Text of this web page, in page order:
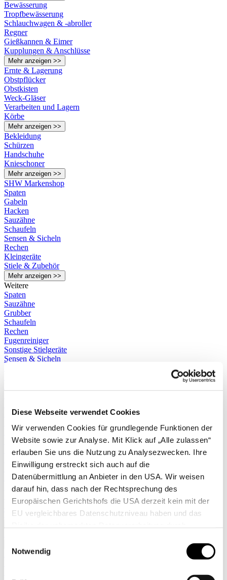
Diese Webseite verwendet Cookies
Wir verwenden Cookies für grundlegende Funktionen der
Website sowie zur Analyse. Mit Klick auf „Alle zulassen“
erlauben Sie uns die Nutzung zu Analysezwecken. Ihre
Einwilligung erstreckt sich auch auf die
Datenübermittlung an Anbieter in den USA. Wir weisen
darauf hin, dass nach der Rechtsprechung des
Europäischen Gerichtshofs die USA derzeit kein mit der
EU vergleichbares Datenschutzniveau haben und das
jederzeit in den Cookie-Einstellungen, in denen Sie auch
weitere Details zu unseren Cookies finden, widerrufen
oder abstufen. Nähere Informationen zu Cookies finden
Notwendig
Bewässerung
Tropfbewässerung
Schlauchwagen & -abroller
Regner
Gießkannen & Eimer
Kupplungen & Anschlüsse
Mehr anzeigen >>
Ernte & Lagerung
Obstpflücker
Obstkisten
Weck-Gläser
Verarbeiten und Lagern
Körbe
Mehr anzeigen >>
Bekleidung
Schürzen
Handschuhe
Knieschoner
Mehr anzeigen >>
SHW Markenshop
Spaten
Gabeln
Hacken
Sauzähne
Schaufeln
Sensen & Sicheln
Rechen
Kleingeräte
Stiele & Zubehör
Mehr anzeigen >>
Weitere
Spaten
Sauzähne
Grubber
Schaufeln
Rechen
Fugenreiniger
Sonstige Stielgeräte
Sensen & Sicheln
Sägen
Messer
Kleingeräte
Zimmergewächshäuser
Äxte
Regenmesser & Thermometer
Stiele & Zubehör
Kindergeräte
Taschen
Hochbeete